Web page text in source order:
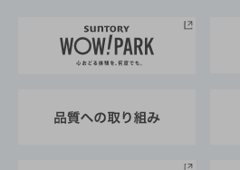
地域情報
サントリーサンバーズ大阪
サントリーが考えるサステナ
企業概要